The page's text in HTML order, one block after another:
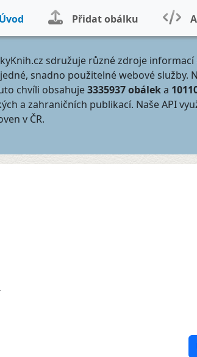
Úvod Přidat obálku
sdružuje různé zdroje informací
snadno použitelné webové služby.
chvíli obsahuje3335937 obáleka
a zahraničních publikací. Naše API
v ČR.